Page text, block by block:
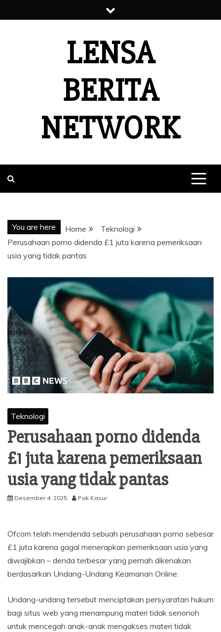
to
LENSA
BERITA
NETWORK
You are here Home
Teknologi
Perusahaan porno didenda £1 juta karena pemeriksaan
usia yang tidak pantas
Teknologi
Perusahaan porno didenda
£1 juta karena pemeriksaan
usia yang tidak pantas
Desember 4, 2025 Pak Kasur
Ofcom telah mendenda sebuah perusahaan porno sebesar
£1 juta karena gagal menerapkan pemeriksaan usia yang
diwajibkan – denda terbesar yang pernah dikenakan
berdasarkan Undang-Undang Keamanan Online.
Undang-undang tersebut menciptakan persyaratan hukum
bagi situs web yang menampung materi tidak senonoh
untuk mencegah anak-anak mengakses materi tidak